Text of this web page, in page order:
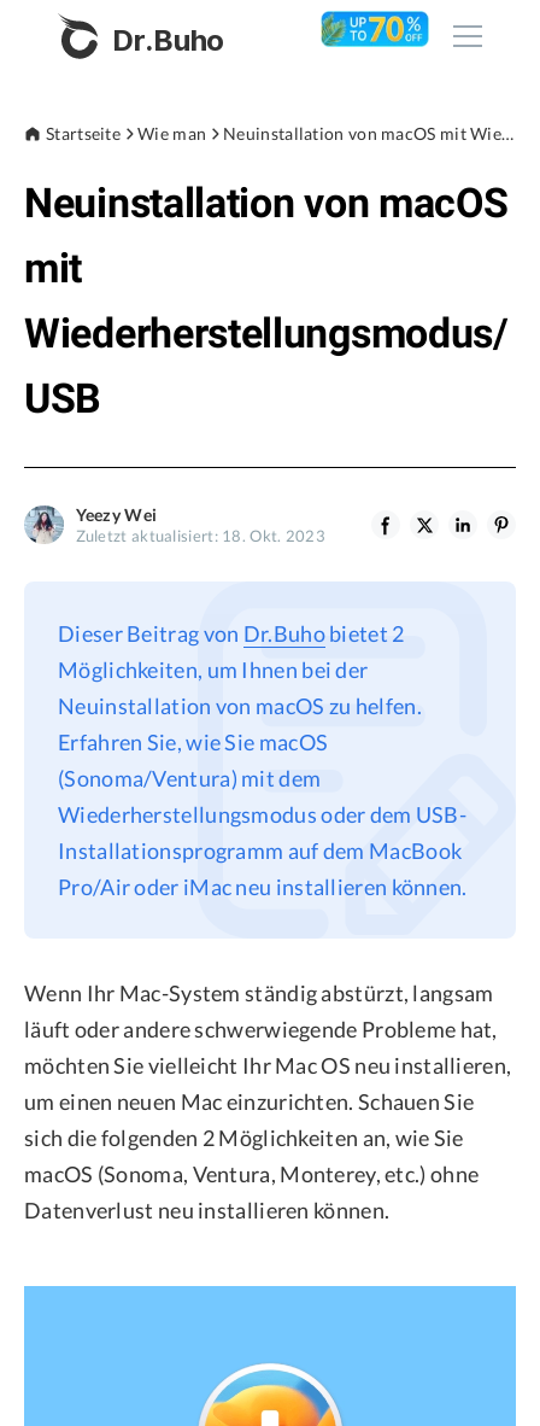
Dr.Buho
Produkte
BuhoRepair
BuhoNTFS
BuhoLaunchpad
Blog
Unterstützung
Rechtliches
Refund Policy
Startseite Wie man Neuinstallation von macOS mit Wiederherstellungsmodus/USB
Neuinstallation von macOS
mit
Wiederherstellungsmodus/
USB
Yeezy Wei
Zuletzt aktualisiert: 18. Okt. 2023
Dieser Beitrag von Dr.Buhobietet 2
Möglichkeiten, um Ihnen bei der
Neuinstallation von macOS zu helfen.
Erfahren Sie, wie Sie macOS
(Sonoma/Ventura) mit dem
Wiederherstellungsmodus oder dem USB-
Installationsprogramm auf dem MacBook
Pro/Air oder iMac neu installieren können.
Wenn Ihr Mac-System ständig abstürzt, langsam
läuft oder andere schwerwiegende Probleme hat,
möchten Sie vielleicht Ihr Mac OS neu installieren,
um einen neuen Mac einzurichten. Schauen Sie
sich die folgenden 2 Möglichkeiten an, wie Sie
macOS (Sonoma, Ventura, Monterey, etc.) ohne
Datenverlust neu installieren können.